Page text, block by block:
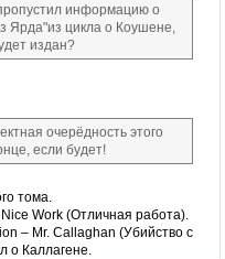
информацию о
Ярда"из цикла о Коушене,
издан?
очерёдность этого
если будет!
тома.
Work (Отличная работа).
– Mr. Callaghan (Убийство с
о Каллагене.